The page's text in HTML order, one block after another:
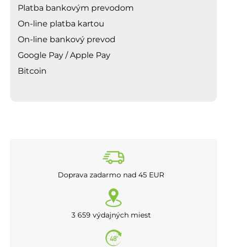
Platba bankovým prevodom
On-line platba kartou
On-line bankový prevod
Google Pay / Apple Pay
Bitcoin
Doprava zadarmo nad 45 EUR
3 659 výdajných miest